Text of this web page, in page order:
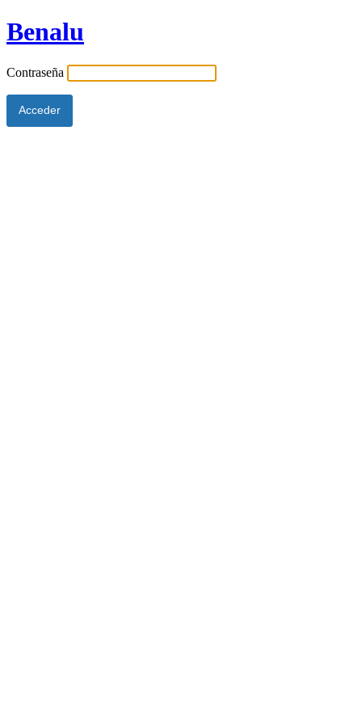
Benalu
Contraseña